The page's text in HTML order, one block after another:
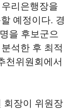
리은행장을
예정이다. 경
을 후보군으
석한 후 최적
천위원회에서
회장이 위원장